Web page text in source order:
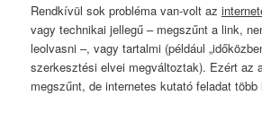
Rendkívül sok probléma van-volt az
vagy technikai jellegű – megszűnt a link,
leolvasni –, vagy tartalmi (például
szerkesztési elvei megváltoztak). Ezért az
megszűnt, de internetes kutató feladat több